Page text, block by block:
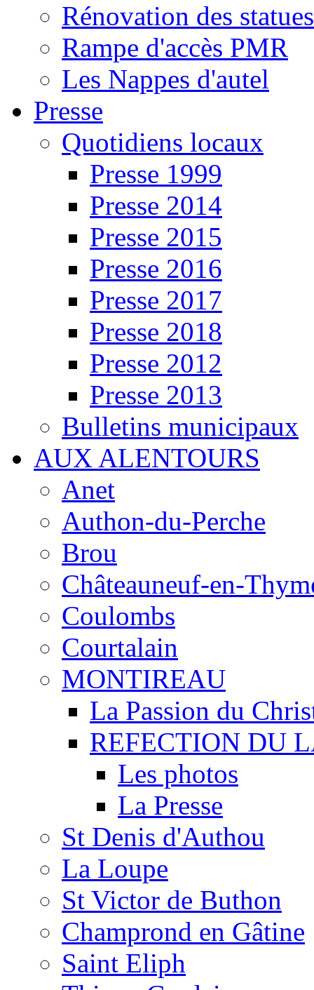
Rénovation des statues
Rampe d'accès PMR
Les Nappes d'autel
Presse
Quotidiens locaux
Presse 1999
Presse 2014
Presse 2015
Presse 2016
Presse 2017
Presse 2018
Presse 2012
Presse 2013
Bulletins municipaux
AUX ALENTOURS
Anet
Authon-du-Perche
Brou
Châteauneuf-en-
Coulombs
Courtalain
MONTIREAU
La Passion du
REFECTION DU
Les photos
La Presse
St Denis d'Authou
La Loupe
St Victor de Buthon
Champrond en Gâtine
Saint Eliph